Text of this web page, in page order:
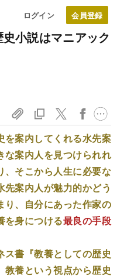
ログイン
史小説はマニアック
を案内してくれる水先案
な案内人を見つけられれ
、そこから人生に必要な
案内人が魅力的かどう
り、自分にあった作家の
を身につける最良の手段
書『教養としての歴史
教養という視点から歴史